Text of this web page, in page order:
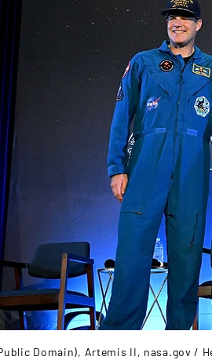
Domain), Artemis II, nasa.gov /